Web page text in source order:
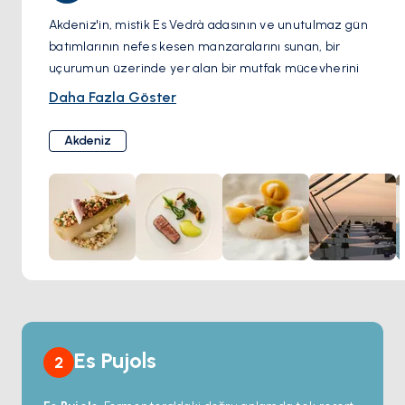
Akdeniz'in, mistik Es Vedrà adasının ve unutulmaz gün
batımlarının nefes kesen manzaralarını sunan, bir
uçurumun üzerinde yer alan bir mutfak mücevherini
keşfedin. Bu zarif restoran, baştan çıkarıcı vejetaryen
aracılığıyla sergilenen yenilikçi mutfağıyla keyif veriyor.
En taze malzemelerle ustaca hazırlanmış yemeklerin
tadını çıkarırken damak zevkinizin bir maceraya atılmasına
izin verin. Denizin özü, lezzetli kemik iliği ve narin Kudüs
enginarıyla eşleştirilmiş kerevit gibi enfes lezzetlerin
keyfini çıkarın.
Daha Fazla Göster
Akdeniz
2 Es Pujols